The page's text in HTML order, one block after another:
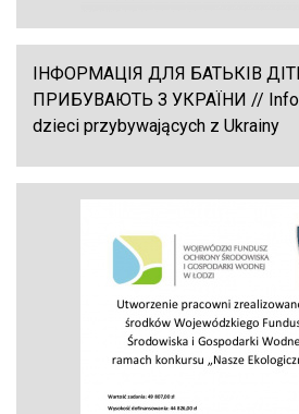
ІНФОРМАЦІЯ ДЛЯ БАТЬКІВ
ПРИБУВАЮТЬ З УКРАЇНИ //
dzieci przybywających z Ukrainy